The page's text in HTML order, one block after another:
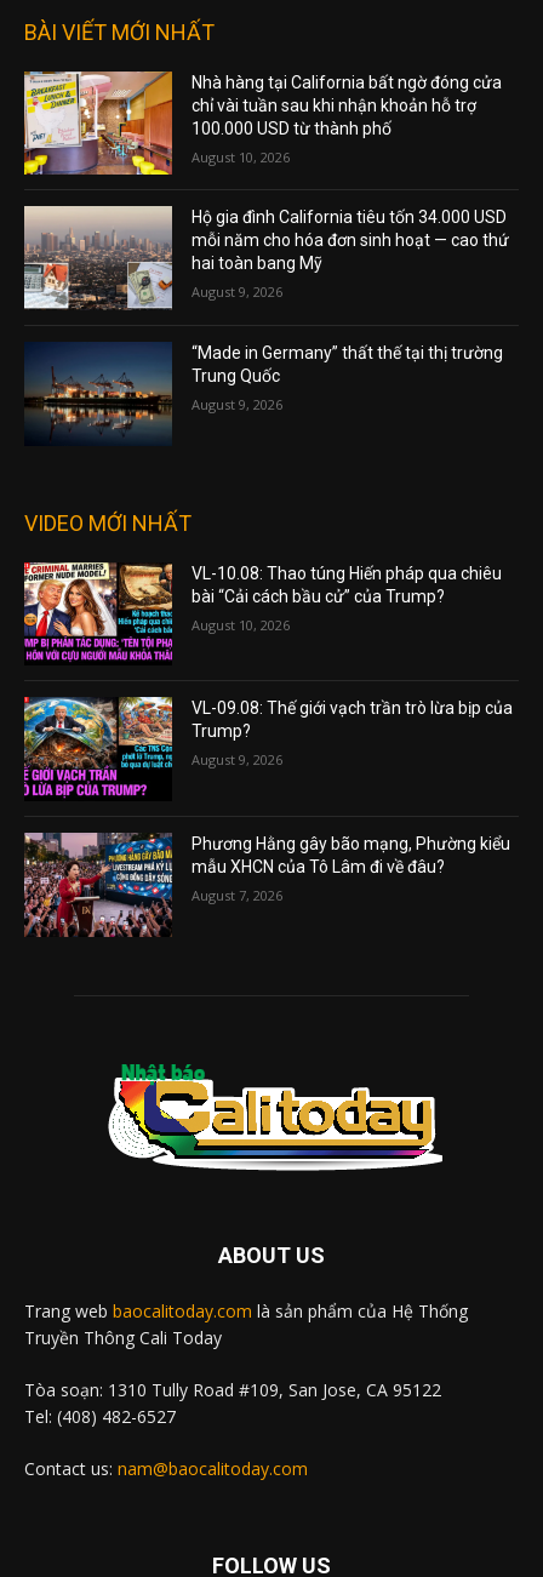
BÀI VIẾT MỚI NHẤT
Nhà hàng tại California bất ngờ đóng cửa
chỉ vài tuần sau khi nhận khoản hỗ trợ
100.000 USD từ thành phố
August 10, 2026
Hộ gia đình California tiêu tốn 34.000 USD
mỗi năm cho hóa đơn sinh hoạt — cao thứ
hai toàn bang Mỹ
August 9, 2026
“Made in Germany” thất thế tại thị trường
Trung Quốc
August 9, 2026
VIDEO MỚI NHẤT
VL-10.08: Thao túng Hiến pháp qua chiêu
bài “Cải cách bầu cử” của Trump?
August 10, 2026
VL-09.08: Thế giới vạch trần trò lừa bịp của
Trump?
August 9, 2026
Phương Hằng gây bão mạng, Phường kiểu
mẫu XHCN của Tô Lâm đi về đâu?
August 7, 2026
ABOUT US
Trang web baocalitoday.com là sản phẩm của Hệ Thống
Truyền Thông Cali Today
Tòa soạn: 1310 Tully Road #109, San Jose, CA 95122
Tel: (408) 482-6527
Contact us: nam@baocalitoday.com
FOLLOW US